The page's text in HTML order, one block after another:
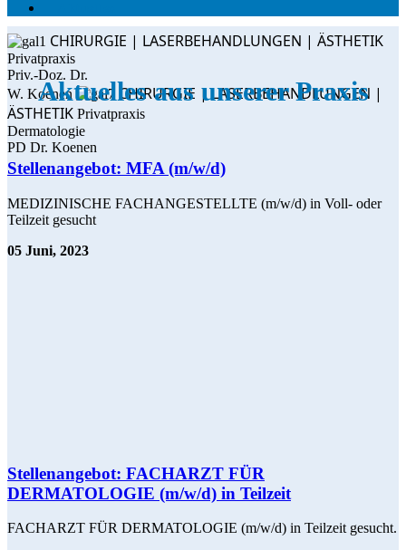
CHIRURGIE | LASERBEHANDLUNGEN | ÄSTHETIK
Privatpraxis
Priv.-Doz. Dr.
W. Koenen
CHIRURGIE | LASERBEHANDLUNGEN |
ÄSTHETIK Privatpraxis
Dermatologie
PD Dr. Koenen
Aktuelles aus unserer Praxis
Stellenangebot: MFA (m/w/d)
MEDIZINISCHE FACHANGESTELLTE (m/w/d) in Voll- oder
Teilzeit gesucht
05 Juni, 2023
Stellenangebot: FACHARZT FÜR
DERMATOLOGIE (m/w/d) in Teilzeit
FACHARZT FÜR DERMATOLOGIE (m/w/d) in Teilzeit gesucht.